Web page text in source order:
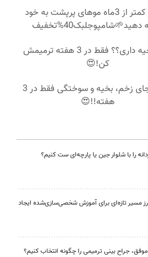
تنها در کمتر از 3ماه موهای پرپشت به خود
جای بخیه داری؟؟ فقط در 3 هفته ترمیمش
کن!😍
ترمیم جای زخم، بخیه و سوختگی فقط در 3
هفته!!😍
را با شلوار جین یا پارچه‌ای ست کنیم؟
مسیر تازه‌ای برای آموزش شخصی‌سازی‌شده ایجاد
جراح بینی ترمیمی را چگونه انتخاب کنیم؟